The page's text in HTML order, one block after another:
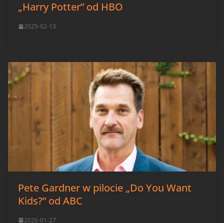
„Harry Potter” od HBO
2025-02-13
Pete Gardner w pilocie „Do You Want
Kids?” od ABC
2026-01-27